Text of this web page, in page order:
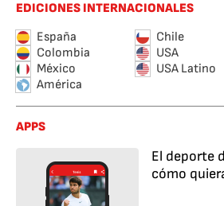
EDICIONES INTERNACIONALES
España
Chile
Colombia
USA
México
USA Latino
América
APPS
El deporte
cómo